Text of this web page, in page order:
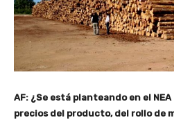
AF: ¿Se está planteando en el
precios del producto, del rollo de